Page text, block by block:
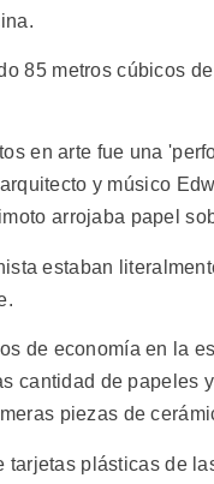
85 metros cúbicos
en arte fue una
y músico
arrojaba papel
estaban
de economía en la
cantidad de papeles
piezas de
tarjetas plásticas de